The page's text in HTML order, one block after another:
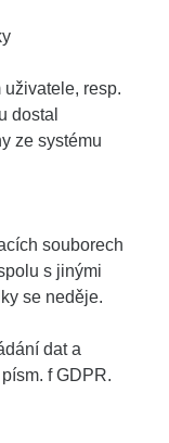
uživatele, resp.
dostal
ze systému
souborech
s jinými
se neděje.
dat a
f GDPR.